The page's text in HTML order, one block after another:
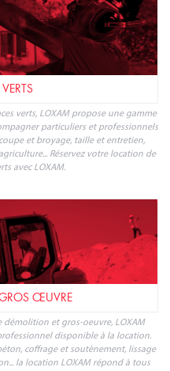
verts, LOXAM propose une gamme
particuliers et professionnels
et broyage, taille et entretien,
Réservez votre location de
avec LOXAM.
ŒUVRE
démolition et gros-oeuvre, LOXAM
disponible à la location.
coffrage et soutènement, lissage
la location LOXAM répond à tous